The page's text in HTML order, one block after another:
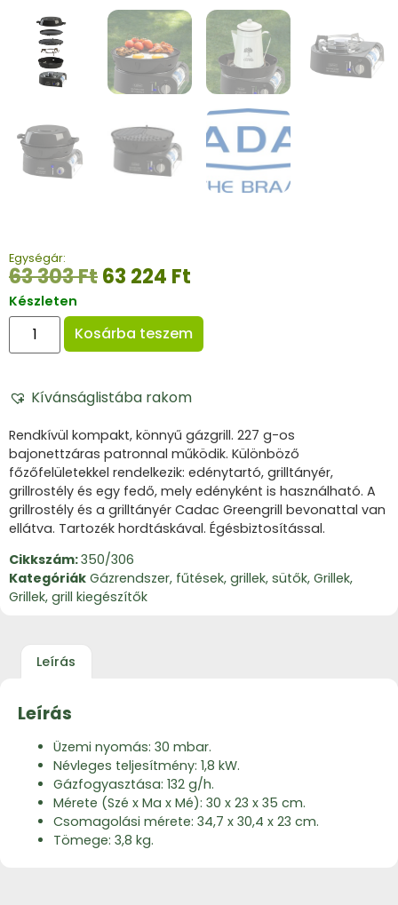
Egységár:
63 303Ft63 224 Ft
Készleten
Kosárba teszem
Kívánságlistába rakom
Rendkívül kompakt, könnyű gázgrill. 227 g-os
bajonettzáras patronnal működik. Különböző
főzőfelületekkel rendelkezik: edénytartó, grilltányér,
grillrostély és egy fedő, mely edényként is használható. A
grillrostély és a grilltányér Cadac Greengrill bevonattal van
ellátva. Tartozék hordtáskával. Égésbiztosítással.
Cikkszám:350/306
Kategóriák Gázrendszer, fűtések, grillek, sütők, Grillek,
Grillek, grill kiegészítők
Leírás
Leírás
Üzemi nyomás: 30 mbar.
Névleges teljesítmény: 1,8 kW.
Gázfogyasztása: 132 g/h.
Mérete (Szé x Ma x Mé): 30 x 23 x 35 cm.
Csomagolási mérete: 34,7 x 30,4 x 23 cm.
Tömege: 3,8 kg.